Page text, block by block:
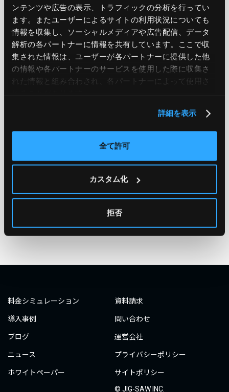
ンテンツや広告の表示、トラフィックの分析を行ってい
ます。またユーザーによるサイトの利用状況についても
情報を収集し、ソーシャルメディアや広告配信、データ
解析の各パートナーに情報を共有しています。ここで収
集された情報は、ユーザーが各パートナーに提供した他
の情報や各パートナーのサービスを使用した際に収集さ
れた情報と組み合わされ、各パートナーによって使用さ
詳細を表示
全て許可
カスタム化
拒否
BACK TO LIST
CATEGORY
AWS GCP Azure ON PREMISE
#エンジニア #AWS re:Invent 2019 #奮闘記
#構築
#エンジニア
#ダミーダミー
#ダミー
料金シミュレーション
導入事例
ブログ
ニュース
ホワイトペーパー
資料請求
問い合わせ
運営会社
プライバシーポリシー
サイトポリシー
© JIG-SAW INC.